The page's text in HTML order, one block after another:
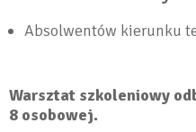
Absolwentów kierunku
Warsztat szkoleniowy
8 osobowej.